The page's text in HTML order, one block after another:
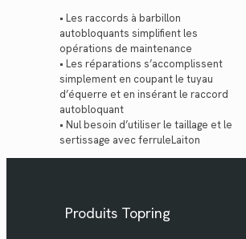
• Les raccords à barbillon
autobloquants simplifient les
opérations de maintenance
• Les réparations s’accomplissent
simplement en coupant le tuyau
d’équerre et en insérant le raccord
autobloquant
• Nul besoin d’utiliser le taillage et le
sertissage avec ferruleLaiton
Produits Topring